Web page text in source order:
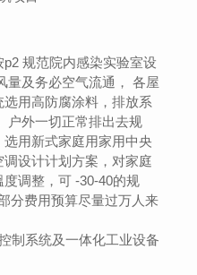
规范院内感染实验室设
量及务必空气流通， 各屋
用高防腐涂料，排放系
户外一切正常排出去规
用新式家庭用家用中央
设计计划方案，对家庭
调整，可 -30-40的规
分费用预算尽量过万人来
制系统及一体化工业设备